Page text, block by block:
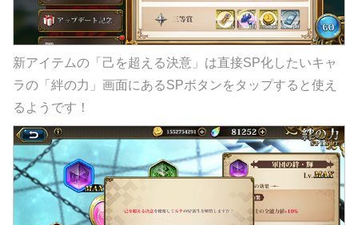
新アイテムの「己を超える決意」は直接SP化したいキャ
ラの「絆の力」画面にあるSPボタンをタップすると使え
るようです！